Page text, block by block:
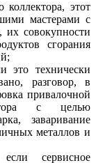
коллектора, этот
мастерами с
их совокупности
сгорания
это технически
разговор, в
привалочной
с целью
заваривание
металлов и
сервисное